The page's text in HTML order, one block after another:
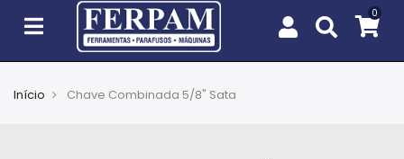
Início Chave Combinada 5/8" Sata